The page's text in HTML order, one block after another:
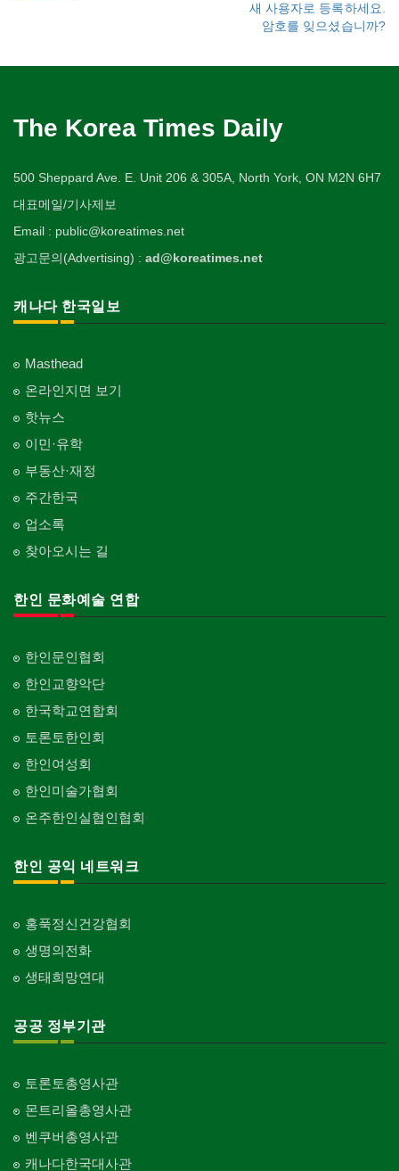
새 사용자로 등록하세요.
암호를 잊으셨습니까?
The Korea Times Daily
500 Sheppard Ave. E. Unit 206 & 305A, North York, ON M2N 6H7
대표메일/기사제보
Email : public@koreatimes.net
광고문의(Advertising) : ad@koreatimes.net
캐나다 한국일보
Masthead
온라인지면 보기
핫뉴스
이민·유학
부동산·재정
주간한국
업소록
찾아오시는 길
한인 문화예술 연합
한인문인협회
한인교향악단
한국학교연합회
토론토한인회
한인여성회
한인미술가협회
온주한인실협인협회
한인 공익 네트워크
홍푹정신건강협회
생명의전화
생태희망연대
공공 정부기관
토론토총영사관
몬트리올총영사관
벤쿠버총영사관
캐나다한국대사관